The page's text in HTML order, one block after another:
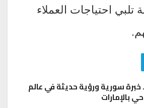
احتياجات العملاء
سورية ورؤية حديثة في عالم
بالإمارات